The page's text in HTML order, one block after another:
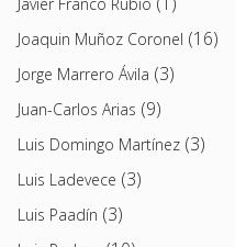
Javier Franco Rubio
Joaquin Muñoz Coronel (16)
Jorge Marrero Ávila (3)
Juan-Carlos Arias (9)
Luis Domingo Martínez (3)
Luis Ladevece (3)
Luis Paadín (3)